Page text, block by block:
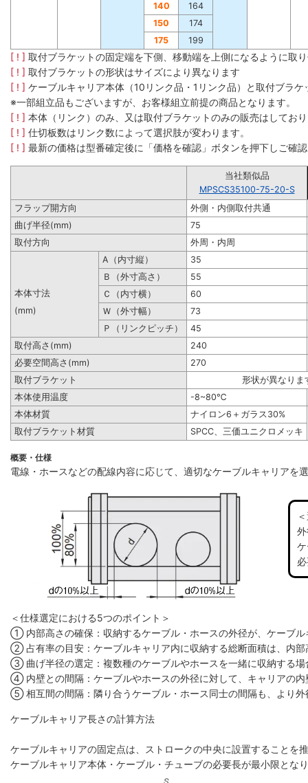
140
164
150
174
175
199
[ ! ] 取付ブラケットの固定端を下側、移動端を上側になるように取
[ ! ] 取付ブラケットの形状はサイズにより異なります
[ ! ] ケーブルキャリア本体（10リンク品・1リンク品）と取付ブラ
※一部組立品もございますが、お客様組立前提の商品となります。
[ ! ] 本体（リンク）のみ、又は取付ブラケットのみの販売はしてお
[ ! ] 仕切板数はリンク数によって選択肢が変わります。
[ ! ] 最新の価格は型番確定後に「価格を確認」ボタンを押下しご確
当社類似品
MPSCS35100-75-20-S
フラップ開方向
外側・内側取付共通
曲げ半径(mm)
75
取付方向
外周・内周
A（内寸縦）
35
Ｂ（外寸高さ）
55
本体寸法
Ｃ（内寸横）
60
(mm)
Ｗ（外寸幅）
73
Ｐ（リンクピッチ）
45
取付高さ(mm)
240
必要空間高さ(mm)
270
取付ブラケット
形状が異なりま
本体使用温度
-8~80℃
本体材質
ナイロン6＋ガラス30%
取付ブラケット材質
SPCC、三価ユニクロメッキ
概要・仕様
電線・ホースなどの配線内容に応じて、適切なケーブルキャリアを
＜仕様選定における5つのポイント＞
① 内部高さの確保：収納するケーブル・ホースの外径が、ケーブ
② 占有率の目安：ケーブルキャリア内に収納する総断面積は、内
③ 曲げ半径の選定：複数種のケーブルやホースを一緒に収納する
④ 内壁との間隔：ケーブルやホースの外径に対して、キャリアの
⑤ 相互間の間隔：隣り合うケーブル・ホース同士の間隔も、より
ケーブルキャリア長さの計算方法
ケーブルキャリアの固定点は、ストロークの中央に設置することを
ケーブルキャリア本体・ケーブル・チューブの必要長が最小限とな